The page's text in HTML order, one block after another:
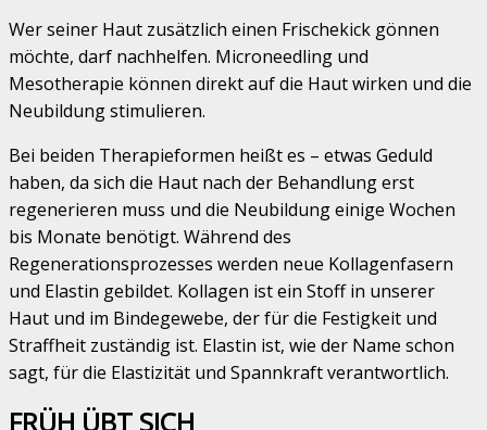
Wer seiner Haut zusätzlich einen Frischekick gönnen
möchte, darf nachhelfen. Microneedling und
Mesotherapie können direkt auf die Haut wirken und die
Neubildung stimulieren.
Bei beiden Therapieformen heißt es – etwas Geduld
haben, da sich die Haut nach der Behandlung erst
regenerieren muss und die Neubildung einige Wochen
bis Monate benötigt. Während des
Regenerationsprozesses werden neue Kollagenfasern
und Elastin gebildet. Kollagen ist ein Stoff in unserer
Haut und im Bindegewebe, der für die Festigkeit und
Straffheit zuständig ist. Elastin ist, wie der Name schon
sagt, für die Elastizität und Spannkraft verantwortlich.
FRÜH ÜBT SICH